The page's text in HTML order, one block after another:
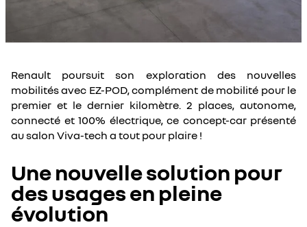
Renault poursuit son exploration des nouvelles
mobilités avec EZ-POD, complément de mobilité pour le
premier et le dernier kilomètre. 2 places, autonome,
connecté et 100% électrique, ce concept-car présenté
au salon Viva-tech a tout pour plaire !
Une nouvelle solution pour
des usages en pleine
évolution